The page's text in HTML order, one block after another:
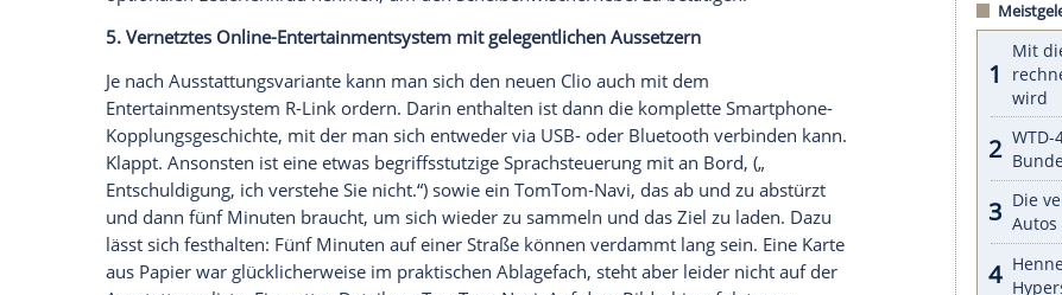
aufgeregt, die vor allem bei sportlichen Fahrern der großen
Benziner für lange Gesichter sorgte. Natürlich hat so ein Getriebe, bei dem man nicht
selbst Sortieren muss, auch Vorteile – aber die Stau-Bequemlichkeitsnummer zieht beim
Clioeinfach nicht. Das musste auchRenaulterkennen und hat sich nun von seinen Kunden
dazu breitschlagen lassen, den Tce 120-Benziner nun auch als Sechsgang-Handschalter
anzubieten. Der Selbstsortierer freut sich nicht nur über die neu gewonnene Freiheit in
Form eines sauber abgestimmten Getriebes – der Alu-Schaltknauf gleitet auch beim
Runterschalten erstaunlich bereitwillig in die richtigen Gänge -, sondern auch über eine
Ersparnis von 1.500 Euro gegenüber dem Doppelkuppler.